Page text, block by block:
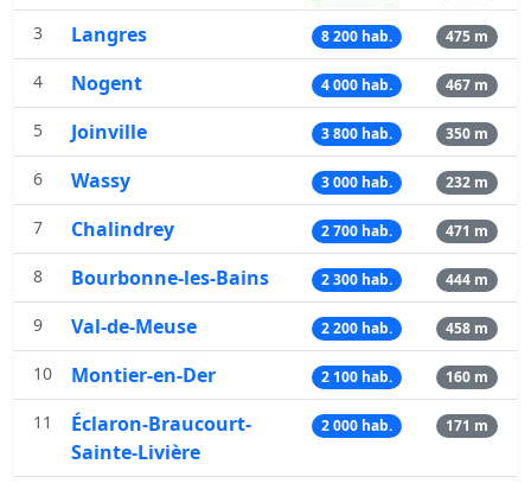
3 Langres 8 200 hab. 475 m
4 Nogent 4 000 hab. 467 m
5 Joinville 3 800 hab. 350 m
6 Wassy 3 000 hab. 232 m
7 Chalindrey 2 700 hab. 471 m
8 Bourbonne-les-Bains 2 300 hab. 444 m
9 Val-de-Meuse 2 200 hab. 458 m
10 Montier-en-Der 2 100 hab. 160 m
11
Éclaron-Braucourt-
Sainte-Livière
2 000 hab. 171 m